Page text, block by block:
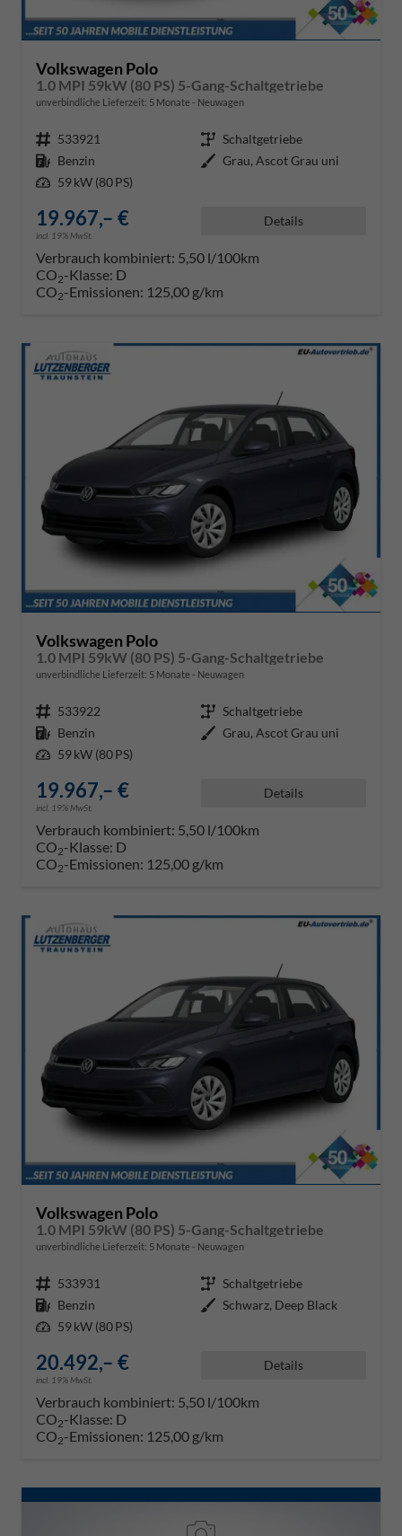
Volkswagen Polo
1.0 MPI 59kW (80 PS) 5-Gang-Schaltgetriebe
unverbindliche Lieferzeit: 5 Monate Neuwagen
Fahrzeugnr. 533921 Getriebe Schaltgetriebe
Kraftstoff Benzin Außenfarbe Grau, Ascot Grau uni
Leistung 59 kW (80 PS)
19.967,– €
incl. 19% MwSt.
Details
Verbrauch kombiniert: 5,50 l/100km
CO2-Klasse: D
CO2-Emissionen: 125,00 g/km
Volkswagen Polo
1.0 MPI 59kW (80 PS) 5-Gang-Schaltgetriebe
unverbindliche Lieferzeit: 5 Monate Neuwagen
Fahrzeugnr. 533922 Getriebe Schaltgetriebe
Kraftstoff Benzin Außenfarbe Grau, Ascot Grau uni
Leistung 59 kW (80 PS)
19.967,– €
incl. 19% MwSt.
Details
Verbrauch kombiniert: 5,50 l/100km
CO2-Klasse: D
CO2-Emissionen: 125,00 g/km
Volkswagen Polo
1.0 MPI 59kW (80 PS) 5-Gang-Schaltgetriebe
unverbindliche Lieferzeit: 5 Monate Neuwagen
Fahrzeugnr. 533931 Getriebe Schaltgetriebe
Kraftstoff Benzin Außenfarbe Schwarz, Deep Black
Leistung 59 kW (80 PS)
20.492,– €
incl. 19% MwSt.
Details
Verbrauch kombiniert: 5,50 l/100km
CO2-Klasse: D
CO2-Emissionen: 125,00 g/km